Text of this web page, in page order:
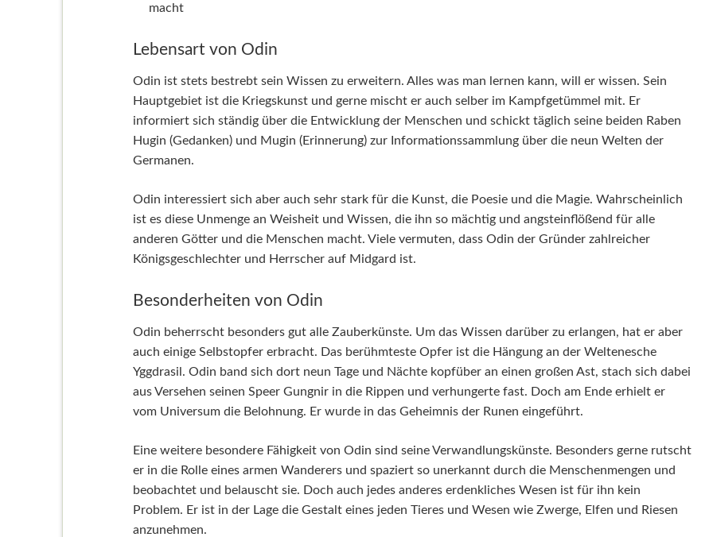
macht
Lebensart von Odin
Odin ist stets bestrebt sein Wissen zu erweitern. Alles was man lernen kann, will er wissen. Sein
Hauptgebiet ist die Kriegskunst und gerne mischt er auch selber im Kampfgetümmel mit. Er
informiert sich ständig über die Entwicklung der Menschen und schickt täglich seine beiden Raben
Hugin (Gedanken) und Mugin (Erinnerung) zur Informationssammlung über die neun Welten der
Germanen.
Odin interessiert sich aber auch sehr stark für die Kunst, die Poesie und die Magie. Wahrscheinlich
ist es diese Unmenge an Weisheit und Wissen, die ihn so mächtig und angsteinflößend für alle
anderen Götter und die Menschen macht. Viele vermuten, dass Odin der Gründer zahlreicher
Königsgeschlechter und Herrscher auf Midgard ist.
Besonderheiten von Odin
Odin beherrscht besonders gut alle Zauberkünste. Um das Wissen darüber zu erlangen, hat er aber
auch einige Selbstopfer erbracht. Das berühmteste Opfer ist die Hängung an der Weltenesche
Yggdrasil. Odin band sich dort neun Tage und Nächte kopfüber an einen großen Ast, stach sich dabei
aus Versehen seinen Speer Gungnir in die Rippen und verhungerte fast. Doch am Ende erhielt er
vom Universum die Belohnung. Er wurde in das Geheimnis der Runen eingeführt.
Eine weitere besondere Fähigkeit von Odin sind seine Verwandlungskünste. Besonders gerne rutscht
er in die Rolle eines armen Wanderers und spaziert so unerkannt durch die Menschenmengen und
beobachtet und belauscht sie. Doch auch jedes anderes erdenkliches Wesen ist für ihn kein
Problem. Er ist in der Lage die Gestalt eines jeden Tieres und Wesen wie Zwerge, Elfen und Riesen
anzunehmen.